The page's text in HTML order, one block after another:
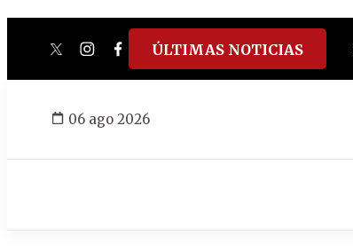
twitterinstagram
facebook
tiktokyoutube
spotify
ÚLTIMAS NOTICIAS
06 ago 2026